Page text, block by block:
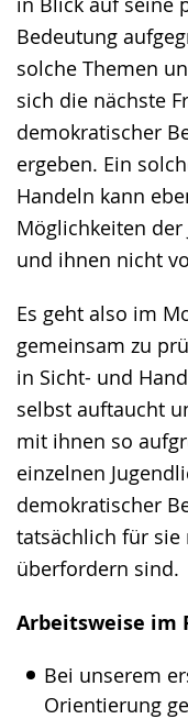
Bedeutung
solche Themen
sich die nächste
demokratischer
ergeben. Ein
Handeln kann
Möglichkeiten
und ihnen nicht
Es geht also im
gemeinsam zu
in Sicht- und
selbst auftaucht
mit ihnen so
einzelnen
demokratischer
tatsächlich für
überfordern sind.
Arbeitsweise im
Bei unserem
Orientierung